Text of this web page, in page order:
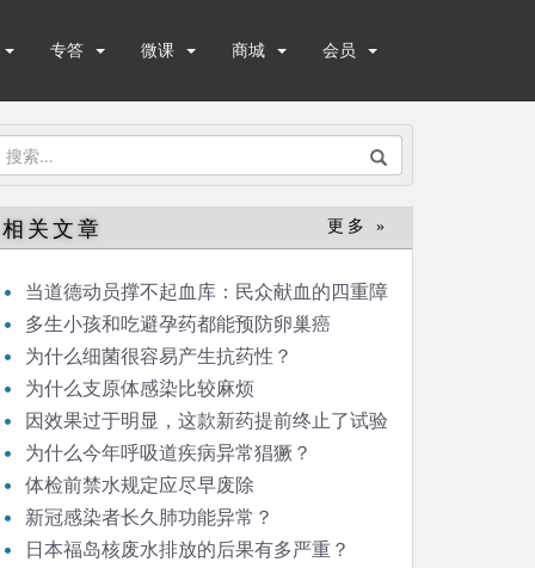
专答 微课 商城 会员
搜
：
相关文章 更多 »
当道德动员撑不起血库：民众献血的四重障
碍
多生小孩和吃避孕药都能预防卵巢癌
为什么细菌很容易产生抗药性？
为什么支原体感染比较麻烦
因效果过于明显，这款新药提前终止了试验
为什么今年呼吸道疾病异常猖獗？
体检前禁水规定应尽早废除
新冠感染者长久肺功能异常？
日本福岛核废水排放的后果有多严重？